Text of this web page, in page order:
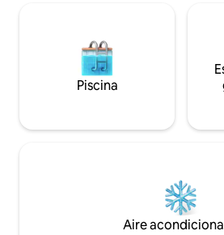
Piscina
Aire